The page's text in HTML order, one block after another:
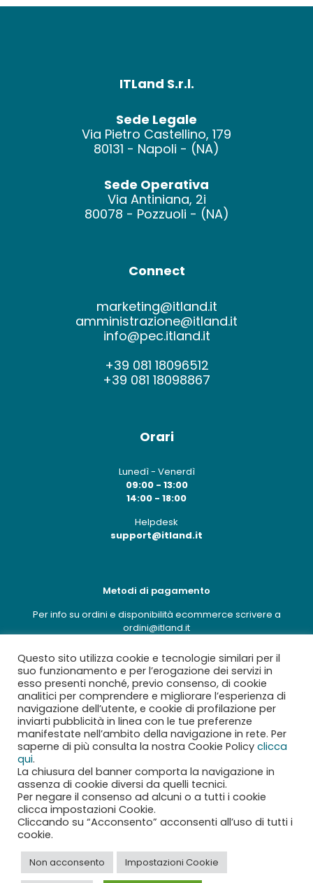
ITLand S.r.l.
Sede Legale
Via Pietro Castellino, 179
80131 - Napoli - (NA)
Sede Operativa
Via Antiniana, 2i
80078 - Pozzuoli - (NA)
Connect
marketing@itland.it
amministrazione@itland.it
info@pec.itland.it
+39 081 18096512
+39 081 18098867
Orari
Lunedì - Venerdì
09:00 - 13:00
14:00 - 18:00
Helpdesk
support@itland.it
Metodi di pagamento
Per info su ordini e disponibilità ecommerce scrivere a
ordini@itland.it
© 2022 ITLand | All Rights Reserved | Partita Iva:
IT09130391213 |
condizioni|Condizioni generali
Questo sito utilizza cookie e tecnologie similari per il
suo funzionamento e per l’erogazione dei servizi in
esso presenti nonché, previo consenso, di cookie
analitici per comprendere e migliorare l’esperienza di
navigazione dell’utente, e cookie di profilazione per
inviarti pubblicità in linea con le tue preferenze
manifestate nell’ambito della navigazione in rete. Per
saperne di più consulta la nostra Cookie Policy clicca
qui.
La chiusura del banner comporta la navigazione in
assenza di cookie diversi da quelli tecnici.
Per negare il consenso ad alcuni o a tutti i cookie
clicca impostazioni Cookie.
Cliccando su “Acconsento” acconsenti all’uso di tutti i
cookie.
Non acconsento Impostazioni Cookie